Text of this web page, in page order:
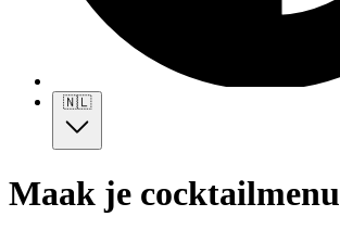
🇳🇱
Maak je cocktailmenu